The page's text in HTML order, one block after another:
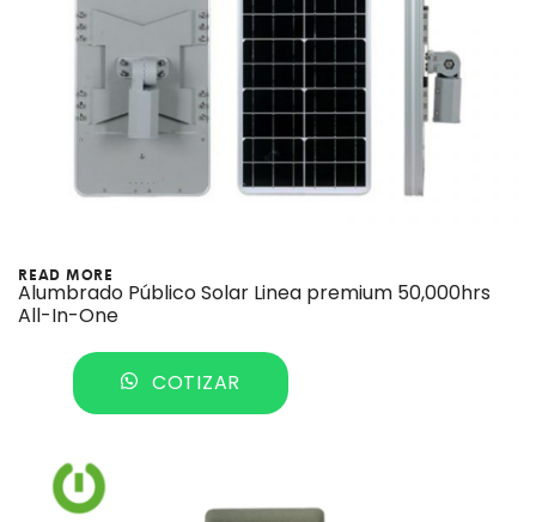
READ MORE
Alumbrado Público Solar Linea premium 50,000hrs
All-In-One
COTIZAR